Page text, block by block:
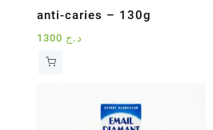
anti-caries – 130g
د.ج